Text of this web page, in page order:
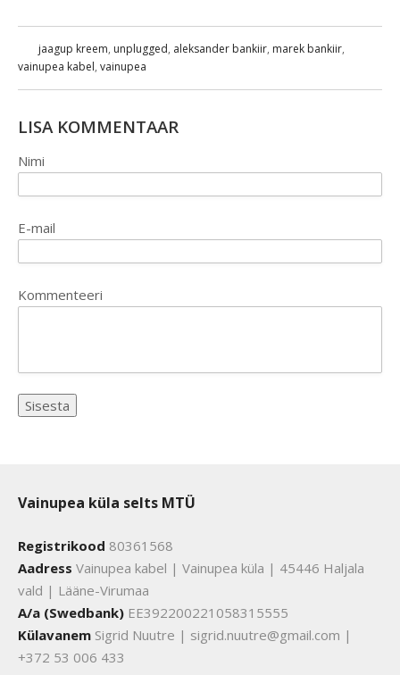
jaagup kreem, unplugged, aleksander bankiir, marek bankiir,
vainupea kabel, vainupea
LISA KOMMENTAAR
Nimi
E-mail
Kommenteeri
Vainupea küla selts MTÜ
Registrikood 80361568
Aadress Vainupea kabel | Vainupea küla | 45446 Haljala
vald | Lääne-Virumaa
A/a (Swedbank) EE392200221058315555
Külavanem Sigrid Nuutre | sigrid.nuutre@gmail.com |
+372 53 006 433